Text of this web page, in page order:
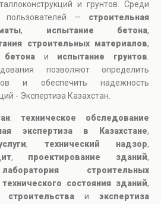
и грунтов. Среди
пользователей — строительная
, испытание бетона,
строительных материалов,
и испытание грунтов
позволяют определить
и обеспечить надежность
- Экспертиза Казахстан.
:техническое обследование
экспертиза в Казахстане,
, технический надзор,
, проектирование зданий,
строительных
состояния зданий,
и экспертиза